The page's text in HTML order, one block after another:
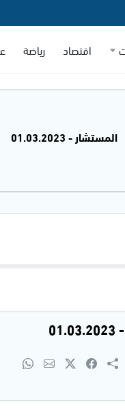
اقتصاد رياضة
المستشار - 01.03.2023